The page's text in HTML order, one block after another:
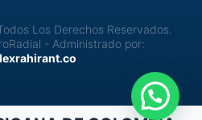
Los Derechos Reservados.
- Administrado por: